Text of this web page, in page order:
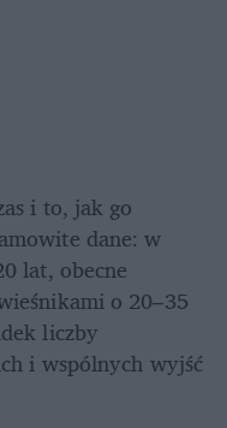
i to, jak go
dane: w
lat, obecne
o 20–35
liczby
i wspólnych wyjść